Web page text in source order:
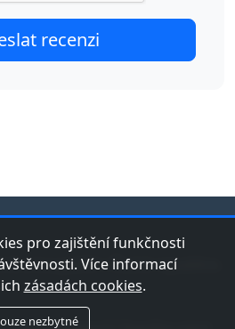
pro zajištění funkčnosti
Více informací
zásadách cookies.
nezbytné
a koupališť v České republice.